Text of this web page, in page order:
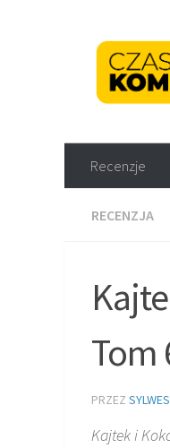
Recenzje
RECENZJA
Tom
PRZEZ
Kajtek i